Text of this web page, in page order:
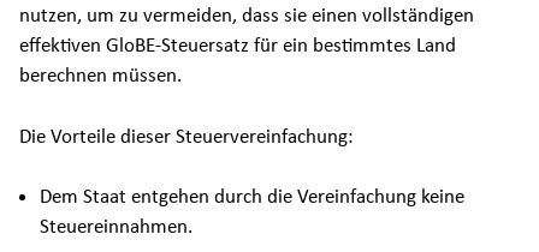
nutzen, um zu vermeiden, dass sie einen vollständigen
effektiven GloBE-Steuersatz für ein bestimmtes Land
berechnen müssen.
Die Vorteile dieser Steuervereinfachung:
Dem Staat entgehen durch die Vereinfachung keine
Steuereinnahmen.